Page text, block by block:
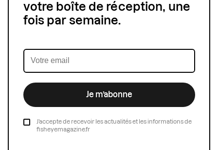
votre boîte de réception, une
fois par semaine.
Je m’abonne
J’accepte de recevoir les actualités et les informations de
fisheyemagazine.fr